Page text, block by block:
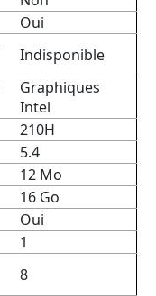
Oui
Indisponible
Graphiques
Intel
210H
5.4
12 Mo
16 Go
Oui
1
8